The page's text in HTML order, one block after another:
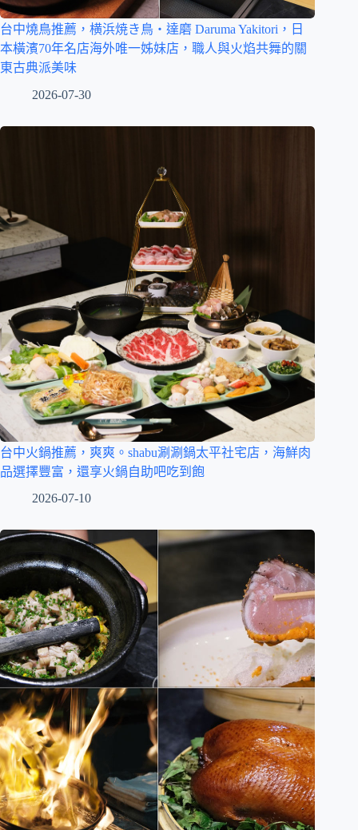
台中燒鳥推薦，横浜焼き鳥‧達磨 Daruma Yakitori，日
本橫濱70年名店海外唯一姊妹店，職人與火焰共舞的關
東古典派美味
2026-07-30
台中火鍋推薦，爽爽。shabu涮涮鍋太平社宅店，海鮮肉
品選擇豐富，還享火鍋自助吧吃到飽
2026-07-10